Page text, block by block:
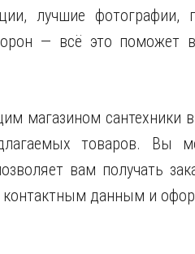
лучшие
— всё это поможет
магазином сантехники
товаров. Вы
вам получать
данным и